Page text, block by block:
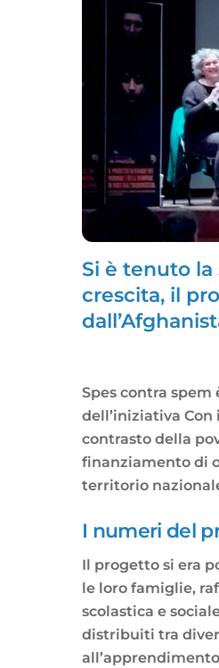
Si è tenuto
crescita, il
Spes contra
dell’iniziativa
contrasto della
finanziamento di
territorio
I numeri del
Il progetto si era
le loro famiglie,
scolastica e
distribuiti tra